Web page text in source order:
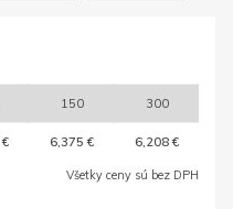
150 300
6,375 € 6,208 €
Všetky ceny sú bez DPH